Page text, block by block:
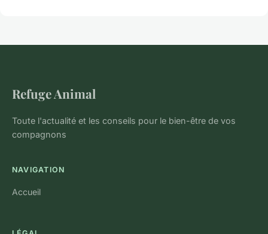
Refuge Animal
Toute l'actualité et les conseils pour le bien-être de vos
compagnons
NAVIGATION
Accueil